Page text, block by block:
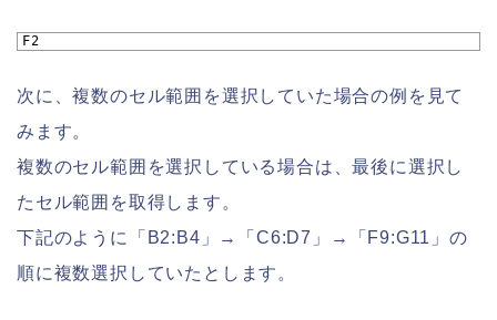
F2
次に、複数のセル範囲を選択していた場合の例を見て
みます。
複数のセル範囲を選択している場合は、最後に選択し
たセル範囲を取得します。
下記のように「B2:B4」→「C6:D7」→「F9:G11」の
順に複数選択していたとします。